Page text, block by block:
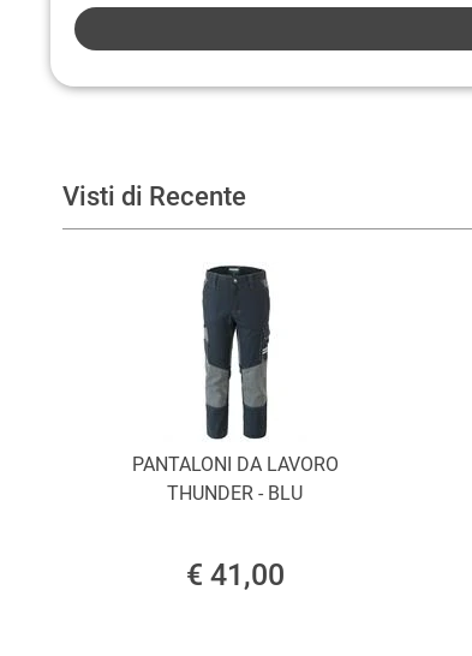
Visti di Recente
PANTALONI DA LAVORO
THUNDER - BLU
€ 41,00